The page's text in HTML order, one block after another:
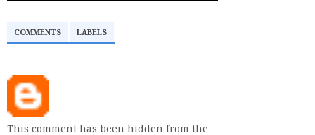
COMMENTS LABELS
This comment has been hidden from the